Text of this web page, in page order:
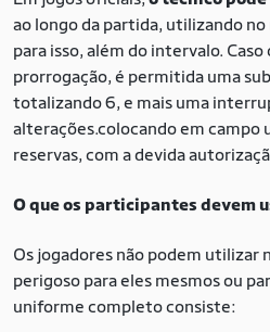
ao longo da partida, utilizando
para isso, além do intervalo. Caso
prorrogação, é permitida uma
totalizando 6, e mais uma
alterações.colocando em campo
reservas, com a devida
O que os participantes devem
Os jogadores não podem utilizar
perigoso para eles mesmos ou
uniforme completo consiste: